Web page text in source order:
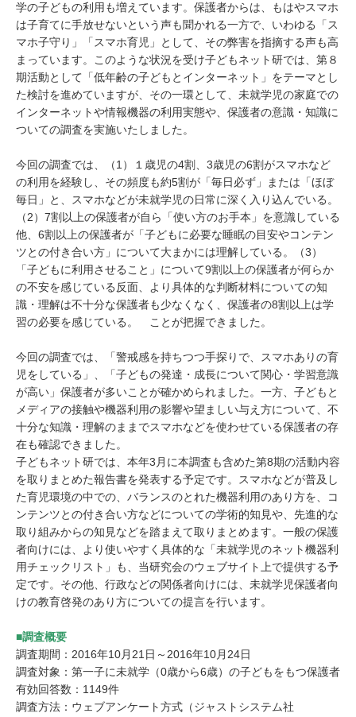
学の子どもの利用も増えています。保護者からは、もはやスマホ
は子育てに手放せないという声も聞かれる一方で、いわゆる「ス
マホ子守り」「スマホ育児」として、その弊害を指摘する声も高
まっています。このような状況を受け子どもネット研では、第８
期活動として「低年齢の子どもとインターネット」をテーマとし
た検討を進めていますが、その一環として、未就学児の家庭での
インターネットや情報機器の利用実態や、保護者の意識・知識に
ついての調査を実施いたしました。
今回の調査では、（1）１歳児の4割、3歳児の6割がスマホなど
の利用を経験し、その頻度も約5割が「毎日必ず」または「ほぼ
毎日」と、スマホなどが未就学児の日常に深く入り込んでいる。
（2）7割以上の保護者が自ら「使い方のお手本」を意識している
他、6割以上の保護者が「子どもに必要な睡眠の目安やコンテン
ツとの付き合い方」について大まかには理解している。（3）
「子どもに利用させること」について9割以上の保護者が何らか
の不安を感じている反面、より具体的な判断材料についての知
識・理解は不十分な保護者も少なくなく、保護者の8割以上は学
習の必要を感じている。 ことが把握できました。
今回の調査では、「警戒感を持ちつつ手探りで、スマホありの育
児をしている」、「子どもの発達・成長について関心・学習意識
が高い」保護者が多いことが確かめられました。一方、子どもと
メディアの接触や機器利用の影響や望ましい与え方について、不
十分な知識・理解のままでスマホなどを使わせている保護者の存
在も確認できました。
子どもネット研では、本年3月に本調査も含めた第8期の活動内容
を取りまとめた報告書を発表する予定です。スマホなどが普及し
た育児環境の中での、バランスのとれた機器利用のあり方を、コ
ンテンツとの付き合い方などについての学術的知見や、先進的な
取り組みからの知見などを踏まえて取りまとめます。一般の保護
者向けには、より使いやすく具体的な「未就学児のネット機器利
用チェックリスト」も、当研究会のウェブサイト上で提供する予
定です。その他、行政などの関係者向けには、未就学児保護者向
けの教育啓発のあり方についての提言を行います。
■調査概要
調査期間：2016年10月21日～2016年10月24日
調査対象：第一子に未就学（0歳から6歳）の子どもをもつ保護者
有効回答数：1149件
調査方法：ウェブアンケート方式（ジャストシステム社